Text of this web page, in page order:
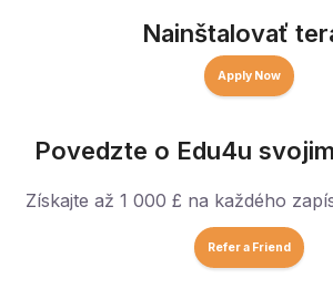
Nainštalovať
Apply Now
Povedzte o Edu4u
Získajte až 1 000 £ na každého
Refer a Friend